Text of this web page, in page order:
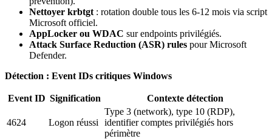
Nettoyer krbtgt : rotation double tous les 6-12 mois via script
Microsoft officiel.
AppLocker ou WDAC sur endpoints privilégiés.
Attack Surface Reduction (ASR) rules pour Microsoft
Defender.
Détection : Event IDs critiques Windows
Event ID Signification Contexte détection
4624 Logon réussi
Type 3 (network), type 10 (RDP),
identifier comptes privilégiés hors
périmètre